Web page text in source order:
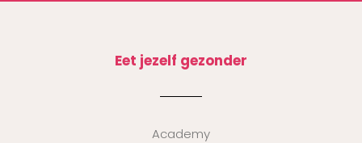
Eet jezelf gezonder
Academy